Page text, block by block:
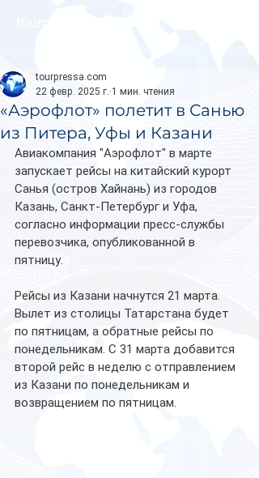
«Аэрофлот» полетит в Санью
из Питера, Уфы и Казани
tourpressa.com
22 февр. 2025 г. 1 мин. чтения
Авиакомпания "Аэрофлот" в марте
запускает рейсы на китайский курорт
Санья (остров Хайнань) из городов
Казань, Санкт-Петербург и Уфа,
согласно информации пресс-службы
перевозчика, опубликованной в
пятницу.
Рейсы из Казани начнутся 21 марта.
Вылет из столицы Татарстана будет
по пятницам, а обратные рейсы по
понедельникам. С 31 марта добавится
второй рейс в неделю с отправлением
из Казани по понедельникам и
возвращением по пятницам.